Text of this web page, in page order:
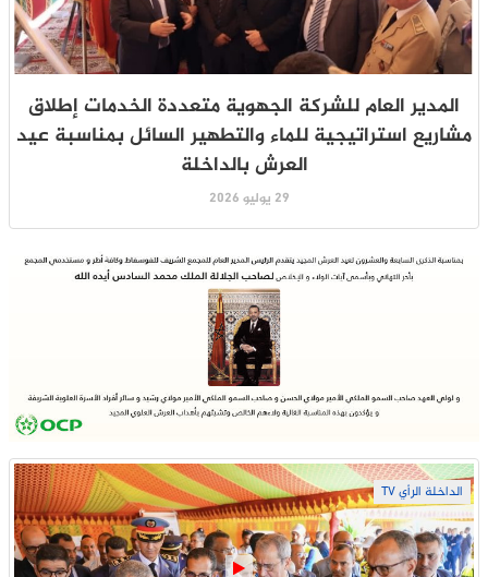
المدير العام للشركة الجهوية متعددة الخدمات إطلاق
مشاريع استراتيجية للماء والتطهير السائل بمناسبة عيد
العرش بالداخلة
29 يوليو 2026
الداخلة الرأي TV